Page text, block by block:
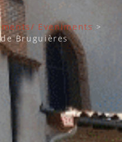
Eveniments >
Bruguières